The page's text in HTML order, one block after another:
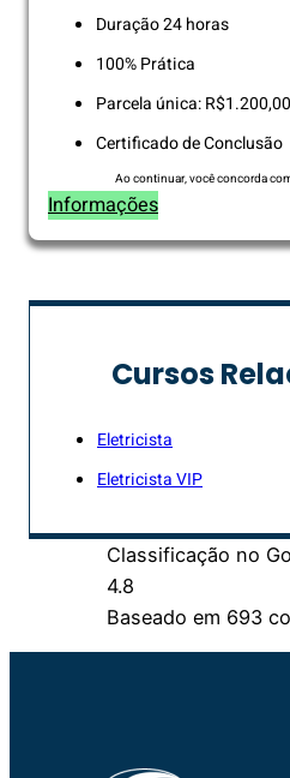
Duração 24 horas
100% Prática
Parcela única: R$1.200,00
Certificado de Conclusão
Ao continuar, você concorda
Informações
Cursos
Eletricista
Eletricista VIP
Classificação no
4.8
Baseado em 693